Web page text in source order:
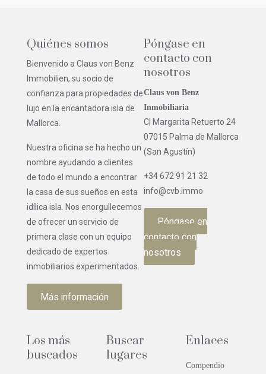
Quiénes somos
Bienvenido a Claus von Benz
Immobilien, su socio de
confianza para propiedades de
lujo en la encantadora isla de
Mallorca.
Nuestra oficina se ha hecho un
nombre ayudando a clientes
de todo el mundo a encontrar
la casa de sus sueños en esta
idílica isla. Nos enorgullecemos
de ofrecer un servicio de
primera clase con un equipo
dedicado de expertos
inmobiliarios experimentados.
Más información
Póngase en
contacto con
nosotros
Claus von Benz
Inmobiliaria
C| Margarita Retuerto 24
07015 Palma de Mallorca
(San Agustín)
+34 672 91 21 32
info@cvb.immo
Póngase en
contacto con
nosotros
Los más
buscados
Buscar
lugares
Enlaces
Compendio